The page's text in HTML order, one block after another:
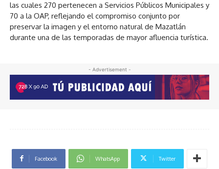
las cuales 270 pertenecen a Servicios Públicos Municipales y
70 a la OAP, reflejando el compromiso conjunto por
preservar la imagen y el entorno natural de Mazatlán
durante una de las temporadas de mayor afluencia turística.
- Advertisement -
Facebook WhatsApp Twitter